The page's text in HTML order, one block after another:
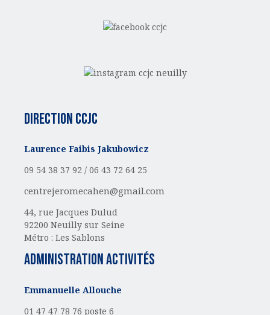
Direction CCJC
Laurence Faibis Jakubowicz
09 54 38 37 92 / 06 43 72 64 25
centrejeromecahen@gmail.com
44, rue Jacques Dulud
92200 Neuilly sur Seine
Métro : Les Sablons
administration activités
Emmanuelle Allouche
01 47 47 78 76 poste 6